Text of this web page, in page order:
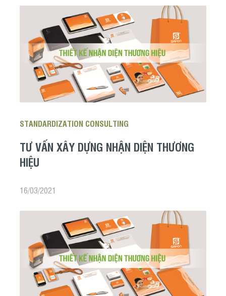
STANDARDIZATION CONSULTING
TƯ VẤN XÂY DỰNG NHẬN DIỆN THƯƠNG
HIỆU
16/03/2021